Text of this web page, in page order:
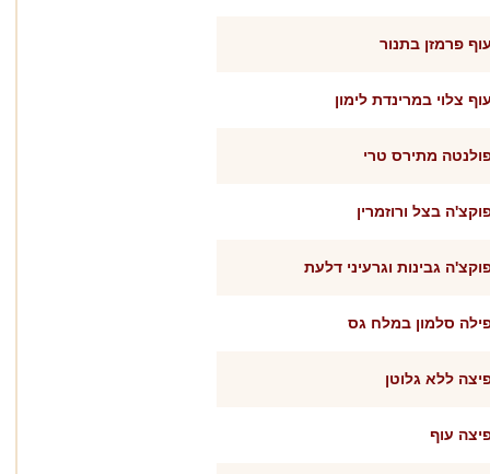
פרמזן בתנור
צלוי במרינדת לימון
מתירס טרי
בצל ורוזמרין
גבינות וגרעיני דלעת
סלמון במלח גס
ללא גלוטן
עוף